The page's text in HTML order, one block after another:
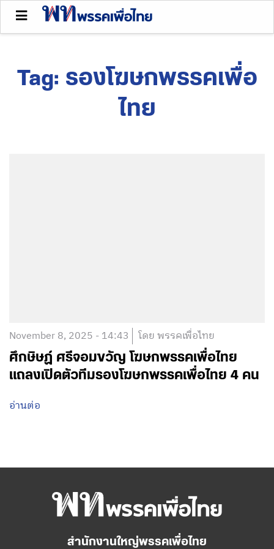
Tag: รองโฆษกพรรคเพื่อ
ไทย
November 8, 2025 - 14:43 โดย พรรคเพื่อไทย
ศึกษิษฏ์ ศรีจอมขวัญ โฆษกพรรคเพื่อไทย
แถลงเปิดตัวทีมรองโฆษกพรรคเพื่อไทย 4 คน
อ่านต่อ
สำนักงานใหญ่พรรคเพื่อไทย